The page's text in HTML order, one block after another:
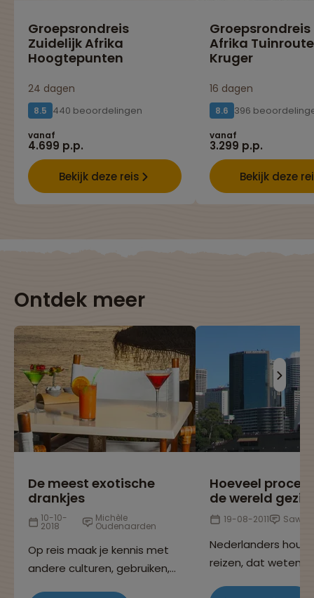
Groepsrondreis
Zuidelijk Afrika
Hoogtepunten
24 dagen
8.5 440 beoordelingen
vanaf
4.699 p.p.
Bekijk deze reis
Afrika
Kruger
16 dagen
8.6 396
vanaf
3.299 p.p.
Bekijk deze
Ontdek meer
De meest exotische
drankjes
10-10-
2018
Michèle
Oudenaarden
Op reis maak je kennis met
andere culturen, gebruiken,
Hoeveel
de wereld
19-08-2011
Nederlanders
reizen, dat weten